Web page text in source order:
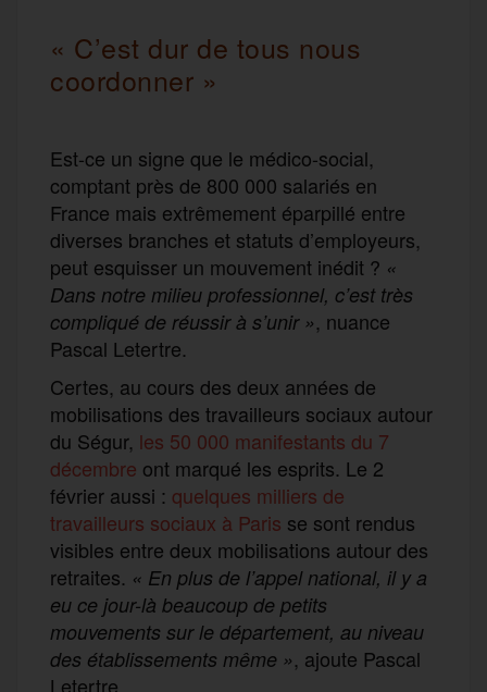
« C’est dur de tous nous
coordonner »
Est-ce un signe que le médico-social,
comptant près de 800 000 salariés en
France mais extrêmement éparpillé entre
diverses branches et statuts d’employeurs,
peut esquisser un mouvement inédit ? «
Dans notre milieu professionnel, c’est très
compliqué de réussir à s’unir », nuance
Pascal Letertre.
Certes, au cours des deux années de
mobilisations des travailleurs sociaux autour
du Ségur, les 50 000 manifestants du 7
décembre ont marqué les esprits. Le 2
février aussi : quelques milliers de
travailleurs sociaux à Paris se sont rendus
visibles entre deux mobilisations autour des
retraites. « En plus de l’appel national, il y a
eu ce jour-là beaucoup de petits
mouvements sur le département, au niveau
des établissements même », ajoute Pascal
Letertre.